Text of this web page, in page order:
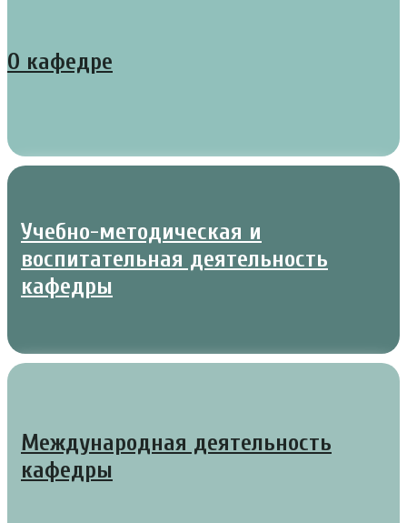
О кафедре
Учебно-методическая и
воспитательная деятельность
кафедры
Международная деятельность
кафедры